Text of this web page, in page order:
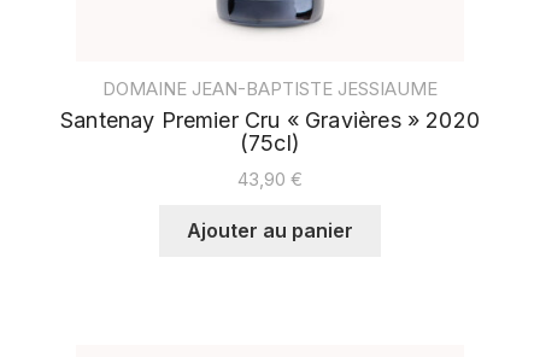
DOMAINE JEAN-BAPTISTE JESSIAUME
Santenay Premier Cru « Gravières » 2020
(75cl)
43,90 €
Ajouter au panier